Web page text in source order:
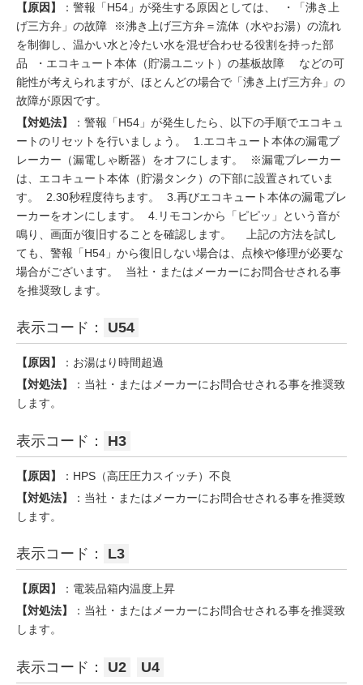
【原因】
：警報「H54」が発生する原因としては、 ・「沸き上
げ三方弁」の故障 ※沸き上げ三方弁＝流体（水やお湯）の流れ
を制御し、温かい水と冷たい水を混ぜ合わせる役割を持った部
品 ・エコキュート本体（貯湯ユニット）の基板故障 などの可
能性が考えられますが、ほとんどの場合で「沸き上げ三方弁」の
故障が原因です。
【対処法】
：警報「H54」が発生したら、以下の手順でエコキュ
ートのリセットを行いましょう。 1.エコキュート本体の漏電ブ
レーカー（漏電しゃ断器）をオフにします。 ※漏電ブレーカー
は、エコキュート本体（貯湯タンク）の下部に設置されていま
す。 2.30秒程度待ちます。 3.再びエコキュート本体の漏電ブレ
ーカーをオンにします。 4.リモコンから「ピピッ」という音が
鳴り、画面が復旧することを確認します。 上記の方法を試し
ても、警報「H54」から復旧しない場合は、点検や修理が必要な
場合がございます。 当社・またはメーカーにお問合せされる事
を推奨致します。
表示コード： U54
【原因】
：お湯はり時間超過
【対処法】
：当社・またはメーカーにお問合せされる事を推奨致
します。
表示コード： H3
【原因】
：HPS（高圧圧力スイッチ）不良
【対処法】
：当社・またはメーカーにお問合せされる事を推奨致
します。
表示コード： L3
【原因】
：電装品箱内温度上昇
【対処法】
：当社・またはメーカーにお問合せされる事を推奨致
します。
表示コード： U2 U4